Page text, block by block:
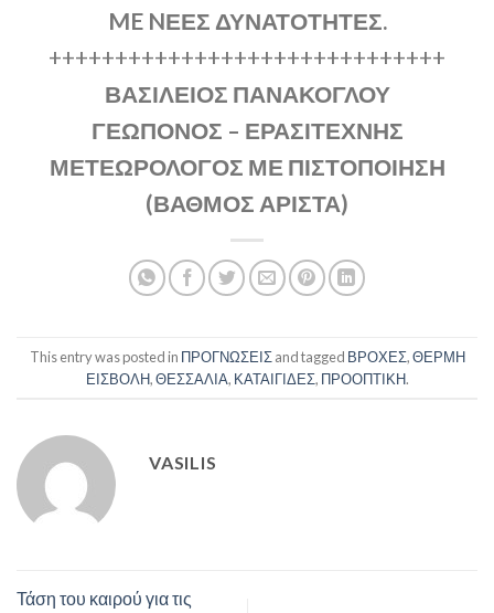
ME NΕΕΣ ΔΥΝΑΤΟΤΗΤΕΣ.
++++++++++++++++++++++++++++++
ΒΑΣΙΛΕΙΟΣ ΠΑΝΑΚΟΓΛΟΥ
ΓΕΩΠΟΝΟΣ – ΕΡΑΣΙΤΕΧΝΗΣ
ΜΕΤΕΩΡΟΛΟΓΟΣ ΜΕ ΠΙΣΤΟΠΟΙΗΣΗ
(ΒΑΘΜΟΣ ΑΡΙΣΤΑ)
This entry was posted in ΠΡΟΓΝΩΣΕΙΣand tagged ΒΡΟΧΕΣ,ΘΕΡΜΗ
ΕΙΣΒΟΛΗ,ΘΕΣΣΑΛΙΑ, ΚΑΤΑΙΓΙΔΕΣ, ΠΡΟΟΠΤΙΚΗ.
VASILIS
Τάση του καιρού για τις